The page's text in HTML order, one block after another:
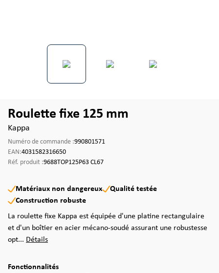
Roulette fixe 125 mm
Kappa
Numéro de commande :990801571
EAN:4031582316650
Réf. produit :9688TOP125P63 CL67
Matériaux non dangereux
Qualité testée
Construction robuste
La roulette fixe Kappa est équipée d'une platine rectangulaire
et d'un boîtier en acier mécano-soudé assurant une robustesse
opt... Détails
Fonctionnalités